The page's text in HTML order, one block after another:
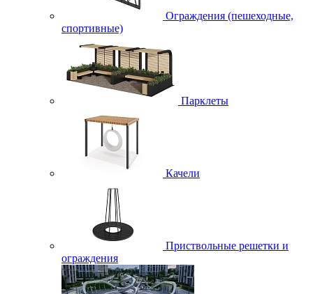
Ограждения (пешеходные,
спортивные)
Парклеты
Качели
Приствольные решетки и
ограждения